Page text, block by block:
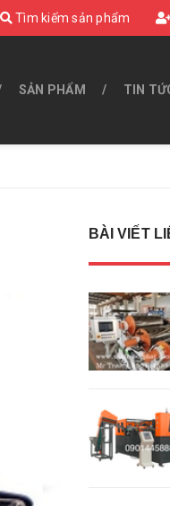
Tìm kiếm sản phẩm
SẢN PHẨM TIN
BÀI VIẾT